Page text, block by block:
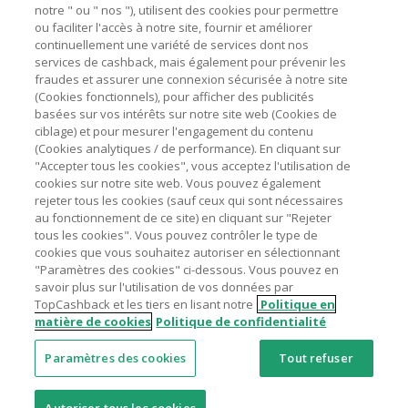
marchands sur le montant hors TVA/taxes et hors frais de
livraison/d’emballage/de service.
L'utilisation de plugins tels que Honey, AdBlock, uBlock, Pi-
hole et VPN peut bloquer le suivi de votre commande.
Pour chaque nouvelle transaction, il faut revenir sur
TopCashback et cliquer sur le bouton rose de cashback
pour accéder au site marchand et faire votre achat.
Assurez-vous que le lien TopCashback est le dernier lien
utilisé pour visiter le site marchand avant de finaliser votre
achat.
Tout compte impliqué dans des commandes ou activités
frauduleuses pour manipuler le système de cashback sera
clôturé et leur cashback confisqué.
Astuces pour économiser
A propos de
Contactez-nous
Mentions légales
Nos sites UK US CN JP DE AU
© 2005 - 2026 TopCashback Group Limited
notre " ou " nos "), utilisent des cookies pour permettre
ou faciliter l'accès à notre site, fournir et améliorer
continuellement une variété de services dont nos
services de cashback, mais également pour prévenir les
fraudes et assurer une connexion sécurisée à notre site
(Cookies fonctionnels), pour afficher des publicités
basées sur vos intérêts sur notre site web (Cookies de
ciblage) et pour mesurer l'engagement du contenu
(Cookies analytiques / de performance). En cliquant sur
"Accepter tous les cookies", vous acceptez l'utilisation de
cookies sur notre site web. Vous pouvez également
rejeter tous les cookies (sauf ceux qui sont nécessaires
au fonctionnement de ce site) en cliquant sur "Rejeter
tous les cookies". Vous pouvez contrôler le type de
cookies que vous souhaitez autoriser en sélectionnant
"Paramètres des cookies" ci-dessous. Vous pouvez en
savoir plus sur l'utilisation de vos données par
TopCashback et les tiers en lisant notre Politique en
matière de cookies Politique de confidentialité
Paramètres des cookies Tout refuser